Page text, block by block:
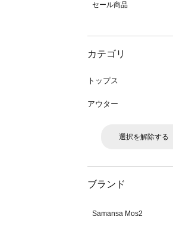
セール商品
カテゴリ
トップス
アウター
選択を解除する
ブランド
Samansa Mos2